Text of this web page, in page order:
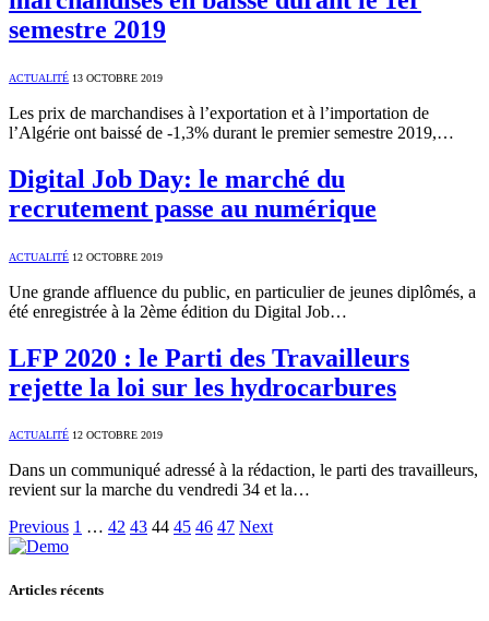
semestre 2019
ACTUALITÉ 13 OCTOBRE 2019
Les prix de marchandises à l’exportation et à l’importation de
l’Algérie ont baissé de -1,3% durant le premier semestre 2019,…
Digital Job Day: le marché du
recrutement passe au numérique
ACTUALITÉ 12 OCTOBRE 2019
Une grande affluence du public, en particulier de jeunes diplômés, a
été enregistrée à la 2ème édition du Digital Job…
LFP 2020 : le Parti des Travailleurs
rejette la loi sur les hydrocarbures
ACTUALITÉ 12 OCTOBRE 2019
Dans un communiqué adressé à la rédaction, le parti des travailleurs,
revient sur la marche du vendredi 34 et la…
Previous 1 … 42 43 44 45 46 47 Next
Articles récents